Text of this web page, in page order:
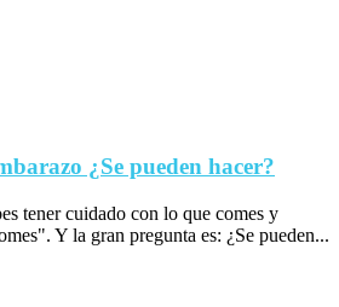
¿Se pueden hacer?
tener cuidado con lo que comes y
Y la gran pregunta es: ¿Se pueden...